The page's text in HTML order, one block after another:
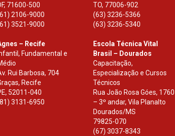
, 71600-500
2106-9000
3521-9000
TO, 77006-902
(63) 3236-5366
(63) 3236-5340
– Recife
Fundamental e
Rui Barbosa, 704
Recife
, 52011-040
3131-6950
Escola Técnica Vital
Brasil – Dourados
Capacitação,
Especialização e Cursos
Técnicos
Rua João Rosa Góes, 1760
– 3º andar, Vila Planalto
Dourados/MS
79825-070
(67) 3037-8343